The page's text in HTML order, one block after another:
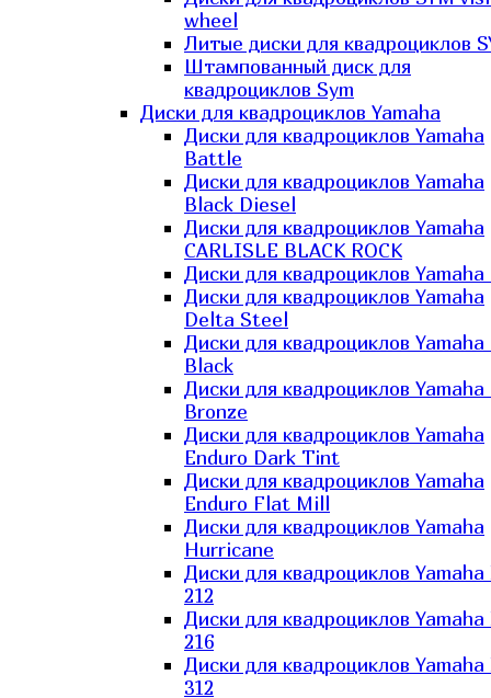
wheel
Литые диски для квадроциклов
Штампованный диск для
квадроциклов Sym
Диски для квадроциклов Yamaha
Диски для квадроциклов Yamaha
Battle
Диски для квадроциклов Yamaha
Black Diesel
Диски для квадроциклов Yamaha
CARLISLE BLACK ROCK
Диски для квадроциклов Yamaha
Диски для квадроциклов Yamaha
Delta Steel
Диски для квадроциклов
Black
Диски для квадроциклов
Bronze
Диски для квадроциклов Yamaha
Enduro Dark Tint
Диски для квадроциклов Yamaha
Enduro Flat Mill
Диски для квадроциклов Yamaha
Hurricane
Диски для квадроциклов
212
Диски для квадроциклов
216
Диски для квадроциклов
312